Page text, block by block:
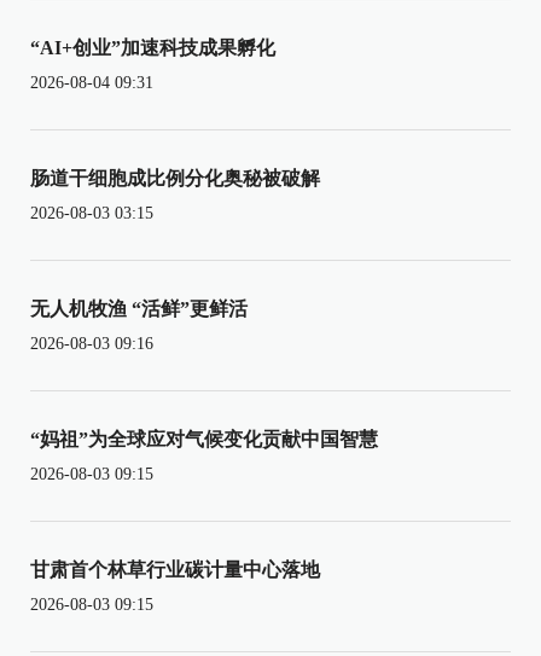
“AI+创业”加速科技成果孵化
2026-08-04 09:31
肠道干细胞成比例分化奥秘被破解
2026-08-03 03:15
无人机牧渔 “活鲜”更鲜活
2026-08-03 09:16
“妈祖”为全球应对气候变化贡献中国智慧
2026-08-03 09:15
甘肃首个林草行业碳计量中心落地
2026-08-03 09:15